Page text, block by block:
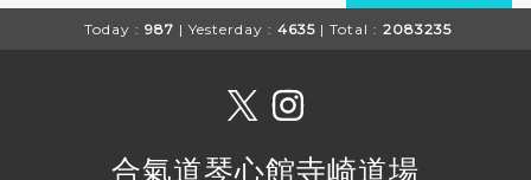
Today : 987 | Yesterday : 4635 | Total : 2083235
合氣道琴心館寺崎道場